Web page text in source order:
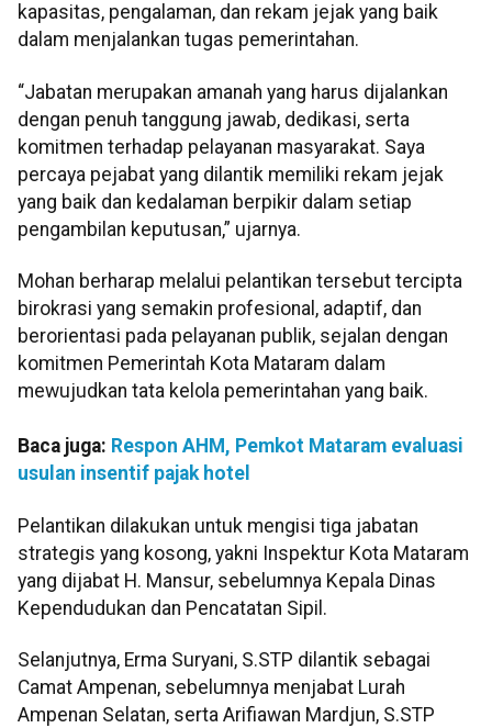
kapasitas, pengalaman, dan rekam jejak yang baik
dalam menjalankan tugas pemerintahan.
“Jabatan merupakan amanah yang harus dijalankan
dengan penuh tanggung jawab, dedikasi, serta
komitmen terhadap pelayanan masyarakat. Saya
percaya pejabat yang dilantik memiliki rekam jejak
yang baik dan kedalaman berpikir dalam setiap
pengambilan keputusan,” ujarnya.
Mohan berharap melalui pelantikan tersebut tercipta
birokrasi yang semakin profesional, adaptif, dan
berorientasi pada pelayanan publik, sejalan dengan
komitmen Pemerintah Kota Mataram dalam
mewujudkan tata kelola pemerintahan yang baik.
Baca juga: Respon AHM, Pemkot Mataram evaluasi
usulan insentif pajak hotel
Pelantikan dilakukan untuk mengisi tiga jabatan
strategis yang kosong, yakni Inspektur Kota Mataram
yang dijabat H. Mansur, sebelumnya Kepala Dinas
Kependudukan dan Pencatatan Sipil.
Selanjutnya, Erma Suryani, S.STP dilantik sebagai
Camat Ampenan, sebelumnya menjabat Lurah
Ampenan Selatan, serta Arifiawan Mardjun, S.STP